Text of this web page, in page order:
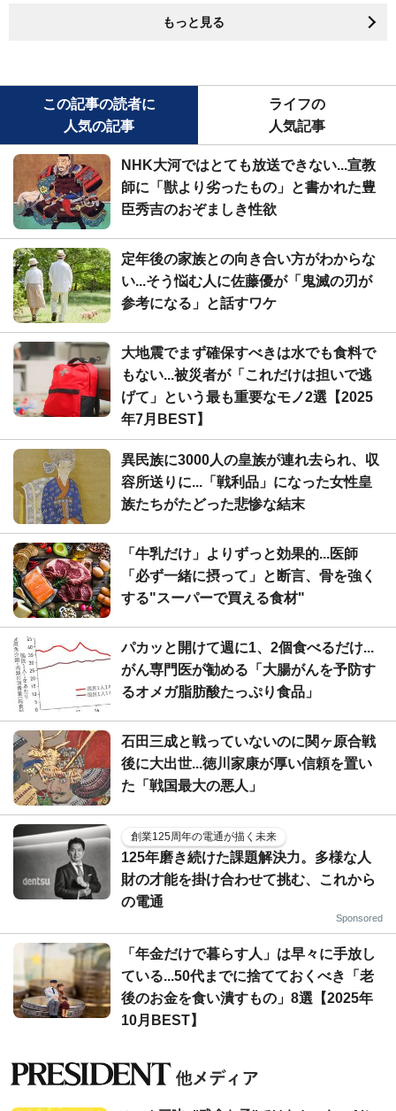
もっと見る
この記事の読者に
人気の記事
ライフの
人気記事
NHK大河ではとても放送できない...宣教
師に「獣より劣ったもの」と書かれた豊
臣秀吉のおぞましき性欲
定年後の家族との向き合い方がわからな
い...そう悩む人に佐藤優が「鬼滅の刃が
参考になる」と話すワケ
大地震でまず確保すべきは水でも食料で
もない...被災者が「これだけは担いで逃
げて」という最も重要なモノ2選【2025
年7月BEST】
異民族に3000人の皇族が連れ去られ、収
容所送りに...「戦利品」になった女性皇
族たちがたどった悲惨な結末
「牛乳だけ」よりずっと効果的...医師
「必ず一緒に摂って」と断言、骨を強く
する"スーパーで買える食材"
パカッと開けて週に1、2個食べるだけ...
がん専門医が勧める「大腸がんを予防す
るオメガ脂肪酸たっぷり食品」
石田三成と戦っていないのに関ヶ原合戦
後に大出世...徳川家康が厚い信頼を置い
た「戦国最大の悪人」
創業125周年の電通が描く未来
125年磨き続けた課題解決力。多様な人
財の才能を掛け合わせて挑む、これから
の電通
Sponsored
「年金だけで暮らす人」は早々に手放し
ている...50代までに捨てておくべき「老
後のお金を食い潰すもの」8選【2025年
10月BEST】